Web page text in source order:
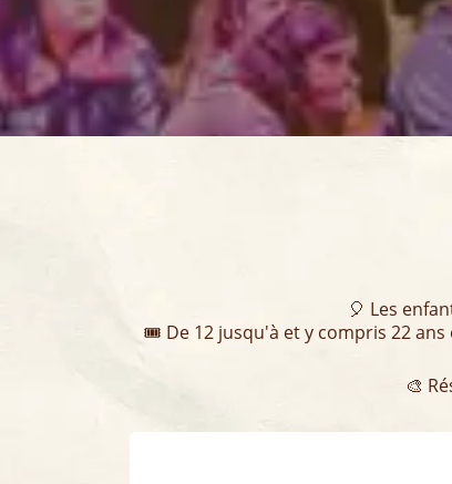
🎈 Les
🎟️ De 12 jusqu'à et y compris 22
🎨